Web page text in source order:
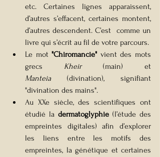
etc. Certaines lignes apparaissent,
d’autres s’effacent, certaines montent,
d’autres descendent. C’est  comme un
livre qui s’écrit au fil de votre parcours.
Le mot "Chiromancie" vient des mots
grecs Kheir
Manteia (divination), signifiant
"divination des mains".
Au XXe siècle, des scientifiques ont
étudié la dermatoglyphie (l’étude des
empreintes digitales) afin d’explorer
les liens entre les motifs des
empreintes, la génétique et certaines